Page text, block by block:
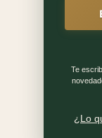
Te
¿Lo